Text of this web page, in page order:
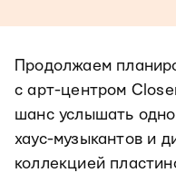
Продолжаем
с арт-центром
шанс услышать
хаус-музыкантов и
коллекцией